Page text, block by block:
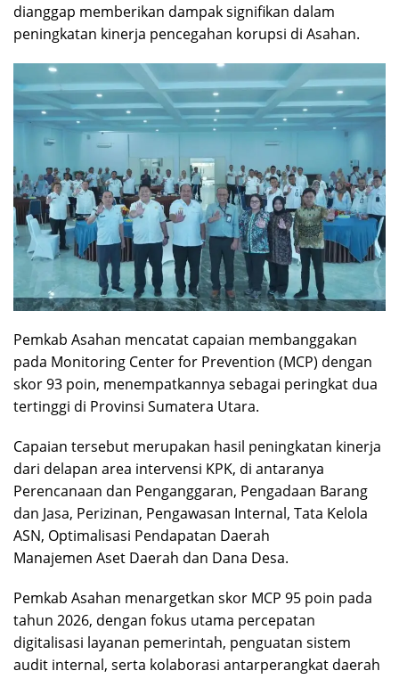
dianggap memberikan dampak signifikan dalam
peningkatan kinerja pencegahan korupsi di Asahan.
Pemkab Asahan mencatat capaian membanggakan
pada Monitoring Center for Prevention (MCP) dengan
skor 93 poin, menempatkannya sebagai peringkat dua
tertinggi di Provinsi Sumatera Utara.
Capaian tersebut merupakan hasil peningkatan kinerja
dari delapan area intervensi KPK, di antaranya
Perencanaan dan Penganggaran, Pengadaan Barang
dan Jasa, Perizinan, Pengawasan Internal, Tata Kelola
ASN, Optimalisasi Pendapatan Daerah
Manajemen Aset Daerah dan Dana Desa.
Pemkab Asahan menargetkan skor MCP 95 poin pada
tahun 2026, dengan fokus utama percepatan
digitalisasi layanan pemerintah, penguatan sistem
audit internal, serta kolaborasi antar­perangkat daerah